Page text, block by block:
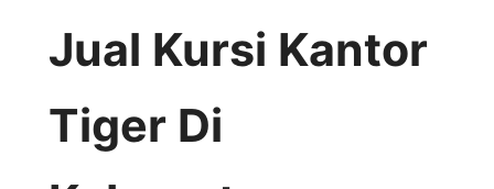
Jual Kursi Kantor
Tiger Di